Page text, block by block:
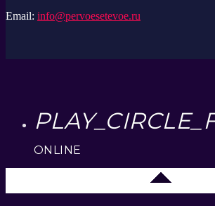
Email: info@pervoesetevoe.ru
ONLINE